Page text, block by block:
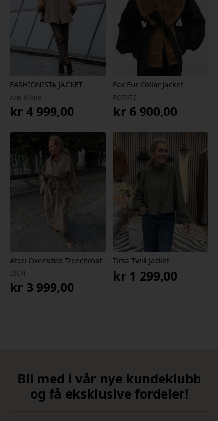
FASHIONISTA JACKET
Ane Mone
kr 4 999,00
Fax Fur Collar Jacket
ROTATE
kr6 900,00
Atari Oversized Trenchcoat
IBEN
kr 3 999,00
Tirsa Twill Jacket
kr1 299,00
Bli med i vår nye kundeklubb
og få eksklusive fordeler!